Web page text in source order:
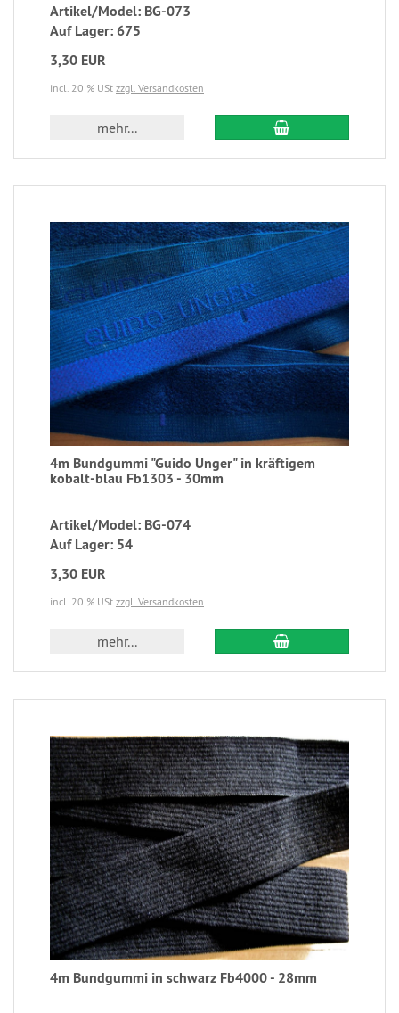
Artikel/Model: BG-073
Auf Lager: 675
3,30 EUR
incl. 20 % USt zzgl. Versandkosten
mehr...
4m Bundgummi "Guido Unger" in kräftigem
kobalt-blau Fb1303 - 30mm
Artikel/Model: BG-074
Auf Lager: 54
3,30 EUR
incl. 20 % USt zzgl. Versandkosten
mehr...
4m Bundgummi in schwarz Fb4000 - 28mm